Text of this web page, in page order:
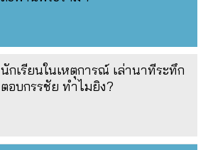
นักเรียนในเหตุการณ์ เล่านาทีระทึก
ตอบกรรชัย ทำไมยิง?